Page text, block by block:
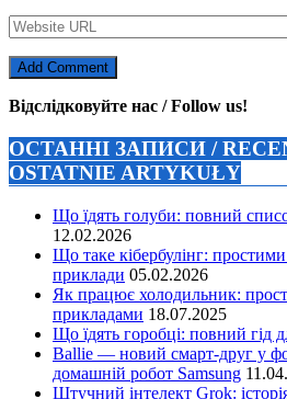
Відслідковуйте нас / Follow us!
ОСТАННІ ЗАПИСИ /
OSTATNIE ARTYKUŁY
Що їдять голуби: повний
12.02.2026
Що таке кібербулінг:
приклади 05.02.2026
Як працює холодильник:
прикладами 18.07.2025
Що їдять горобці: повний гід
Ballie — новий смарт-друг у
домашній робот Samsung
Штучний інтелект Grok: